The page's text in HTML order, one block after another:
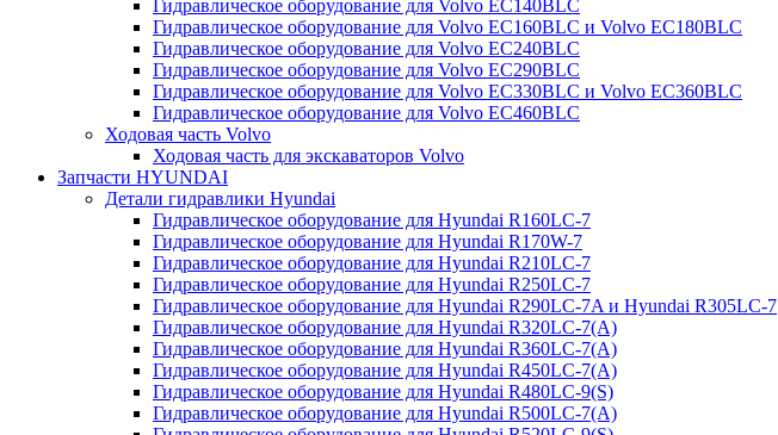
Гидравлическое оборудование для Volvo EC140BLC
Гидравлическое оборудование для Volvo EC160BLC и Volvo EC180BLC
Гидравлическое оборудование для Volvo EC240BLC
Гидравлическое оборудование для Volvo EC290BLC
Гидравлическое оборудование для Volvo EC330BLC и Volvo EC360BLC
Гидравлическое оборудование для Volvo EC460BLC
Ходовая часть Volvo
Ходовая часть для экскаваторов Volvo
Запчасти HYUNDAI
Детали гидравлики Hyundai
Гидравлическое оборудование для Hyundai R160LC-7
Гидравлическое оборудование для Hyundai R170W-7
Гидравлическое оборудование для Hyundai R210LC-7
Гидравлическое оборудование для Hyundai R250LC-7
Гидравлическое оборудование для Hyundai R290LC-7A и Hyundai R305LC-7
Гидравлическое оборудование для Hyundai R320LC-7(A)
Гидравлическое оборудование для Hyundai R360LC-7(A)
Гидравлическое оборудование для Hyundai R450LC-7(A)
Гидравлическое оборудование для Hyundai R480LC-9(S)
Гидравлическое оборудование для Hyundai R500LC-7(A)